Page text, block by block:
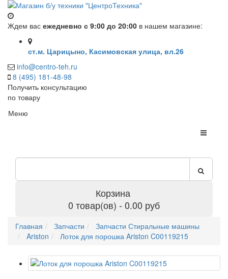
Ждем вас ежедневно с 9:00 до 20:00 в нашем магазине:
ст.м. Царицыно, Касимовская улица, вл.26
info@centro-teh.ru
8 (495) 181-48-98
Получить консультацию
по товару
Меню
Корзина
0 товар(ов) - 0.00 руб
Главная Запчасти
Запчасти Стиральные машины
Ariston
Лоток для порошка Ariston C00119215